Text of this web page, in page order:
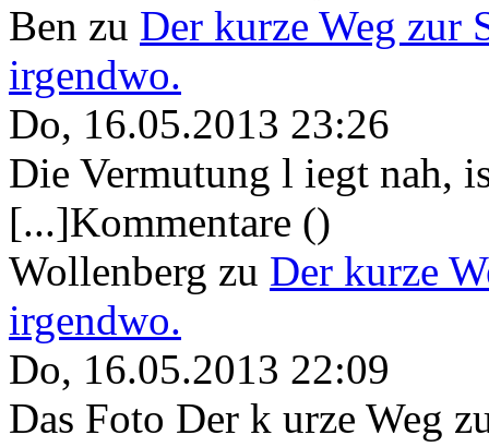
Ben zu Der kurze Weg zur
irgendwo.
Do, 16.05.2013 23:26
Die Vermutung l iegt nah,
[...]Kommentare ()
Wollenberg zu Der kurze
irgendwo.
Do, 16.05.2013 22:09
Das Foto Der k urze Weg